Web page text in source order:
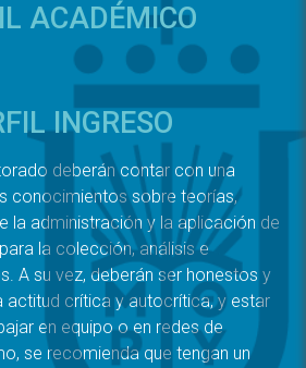
ACADÉMICO
INGRESO
deberán contar con una
conocimientos sobre teorías,
la administración y la aplicación de
la colección, análisis e
A su vez, deberán ser honestos y
actitud crítica y autocrítica, y estar
en equipo o en redes de
se recomienda que tengan un